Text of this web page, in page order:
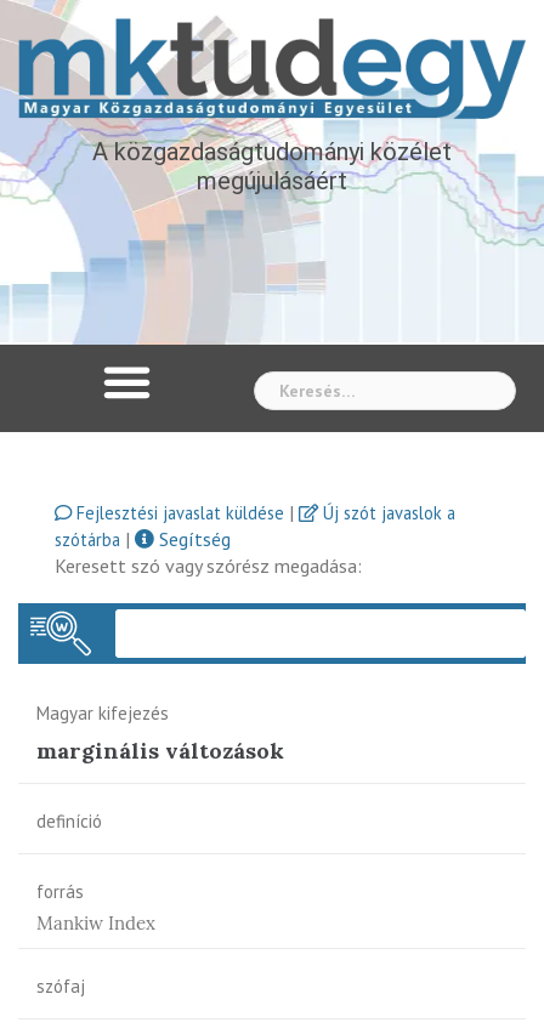
A közgazdaságtudományi közélet
megújulásáért
Fejlesztési javaslat küldése |
Új szót javaslok a
szótárba |
Segítség
Keresett szó vagy szórész megadása:
Magyar kifejezés
marginális változások
definíció
forrás
Mankiw Index
szófaj